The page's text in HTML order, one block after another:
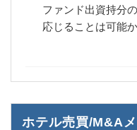
ファンド出資持分
応じることは可能
ホテル売買/M&A